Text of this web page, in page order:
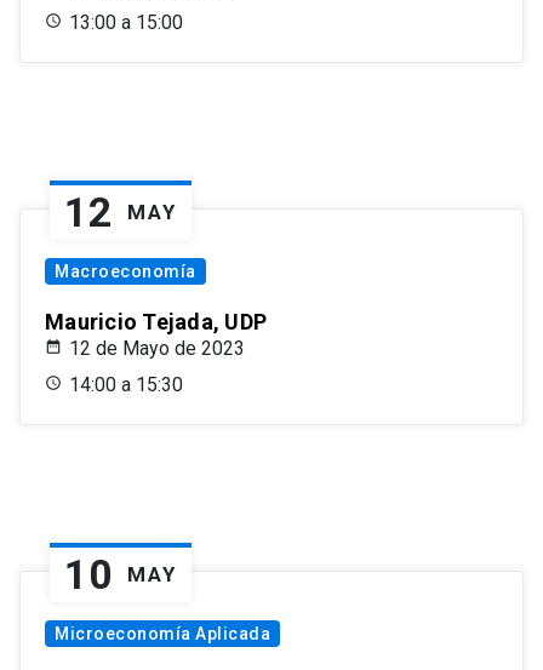
13:00 a 15:00
12 MAY
Macroeconomía
Mauricio Tejada, UDP
12 de Mayo de 2023
14:00 a 15:30
10 MAY
Microeconomía Aplicada